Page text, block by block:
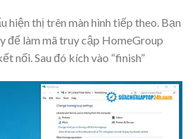
hiện thị trên màn hình tiếp theo. Bạn
để làm mã truy cập HomeGroup
nối. Sau đó kích vào “finish”